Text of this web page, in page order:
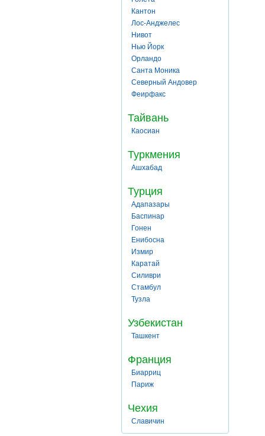
Кантон
Лос-Анджелес
Нивот
Нью Йорк
Орландо
Санта Моника
Северный Андовер
Феирфакс
Тайвань
Каосиан
Туркмения
Ашхабад
Турция
Адапазары
Баспинар
Гонен
Енибосна
Измир
Каратай
Силиври
Стамбул
Тузла
Узбекистан
Ташкент
Франция
Биарриц
Париж
Чехия
Славичин